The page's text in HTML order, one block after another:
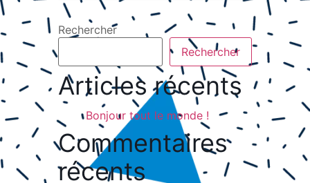
Rechercher
Rechercher
Articles récents
Bonjour tout le monde !
Commentaires
récents